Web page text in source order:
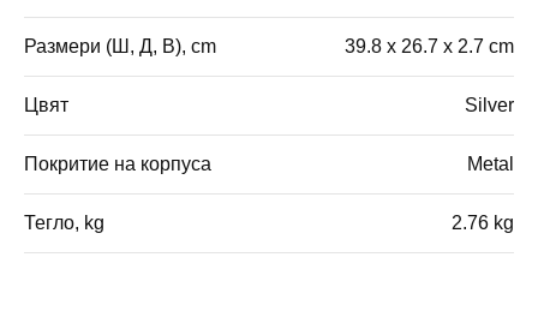
Размери (Ш, Д, В), cm 39.8 x 26.7 x 2.7 cm
Цвят Silver
Покритие на корпуса Metal
Тегло, kg 2.76 kg